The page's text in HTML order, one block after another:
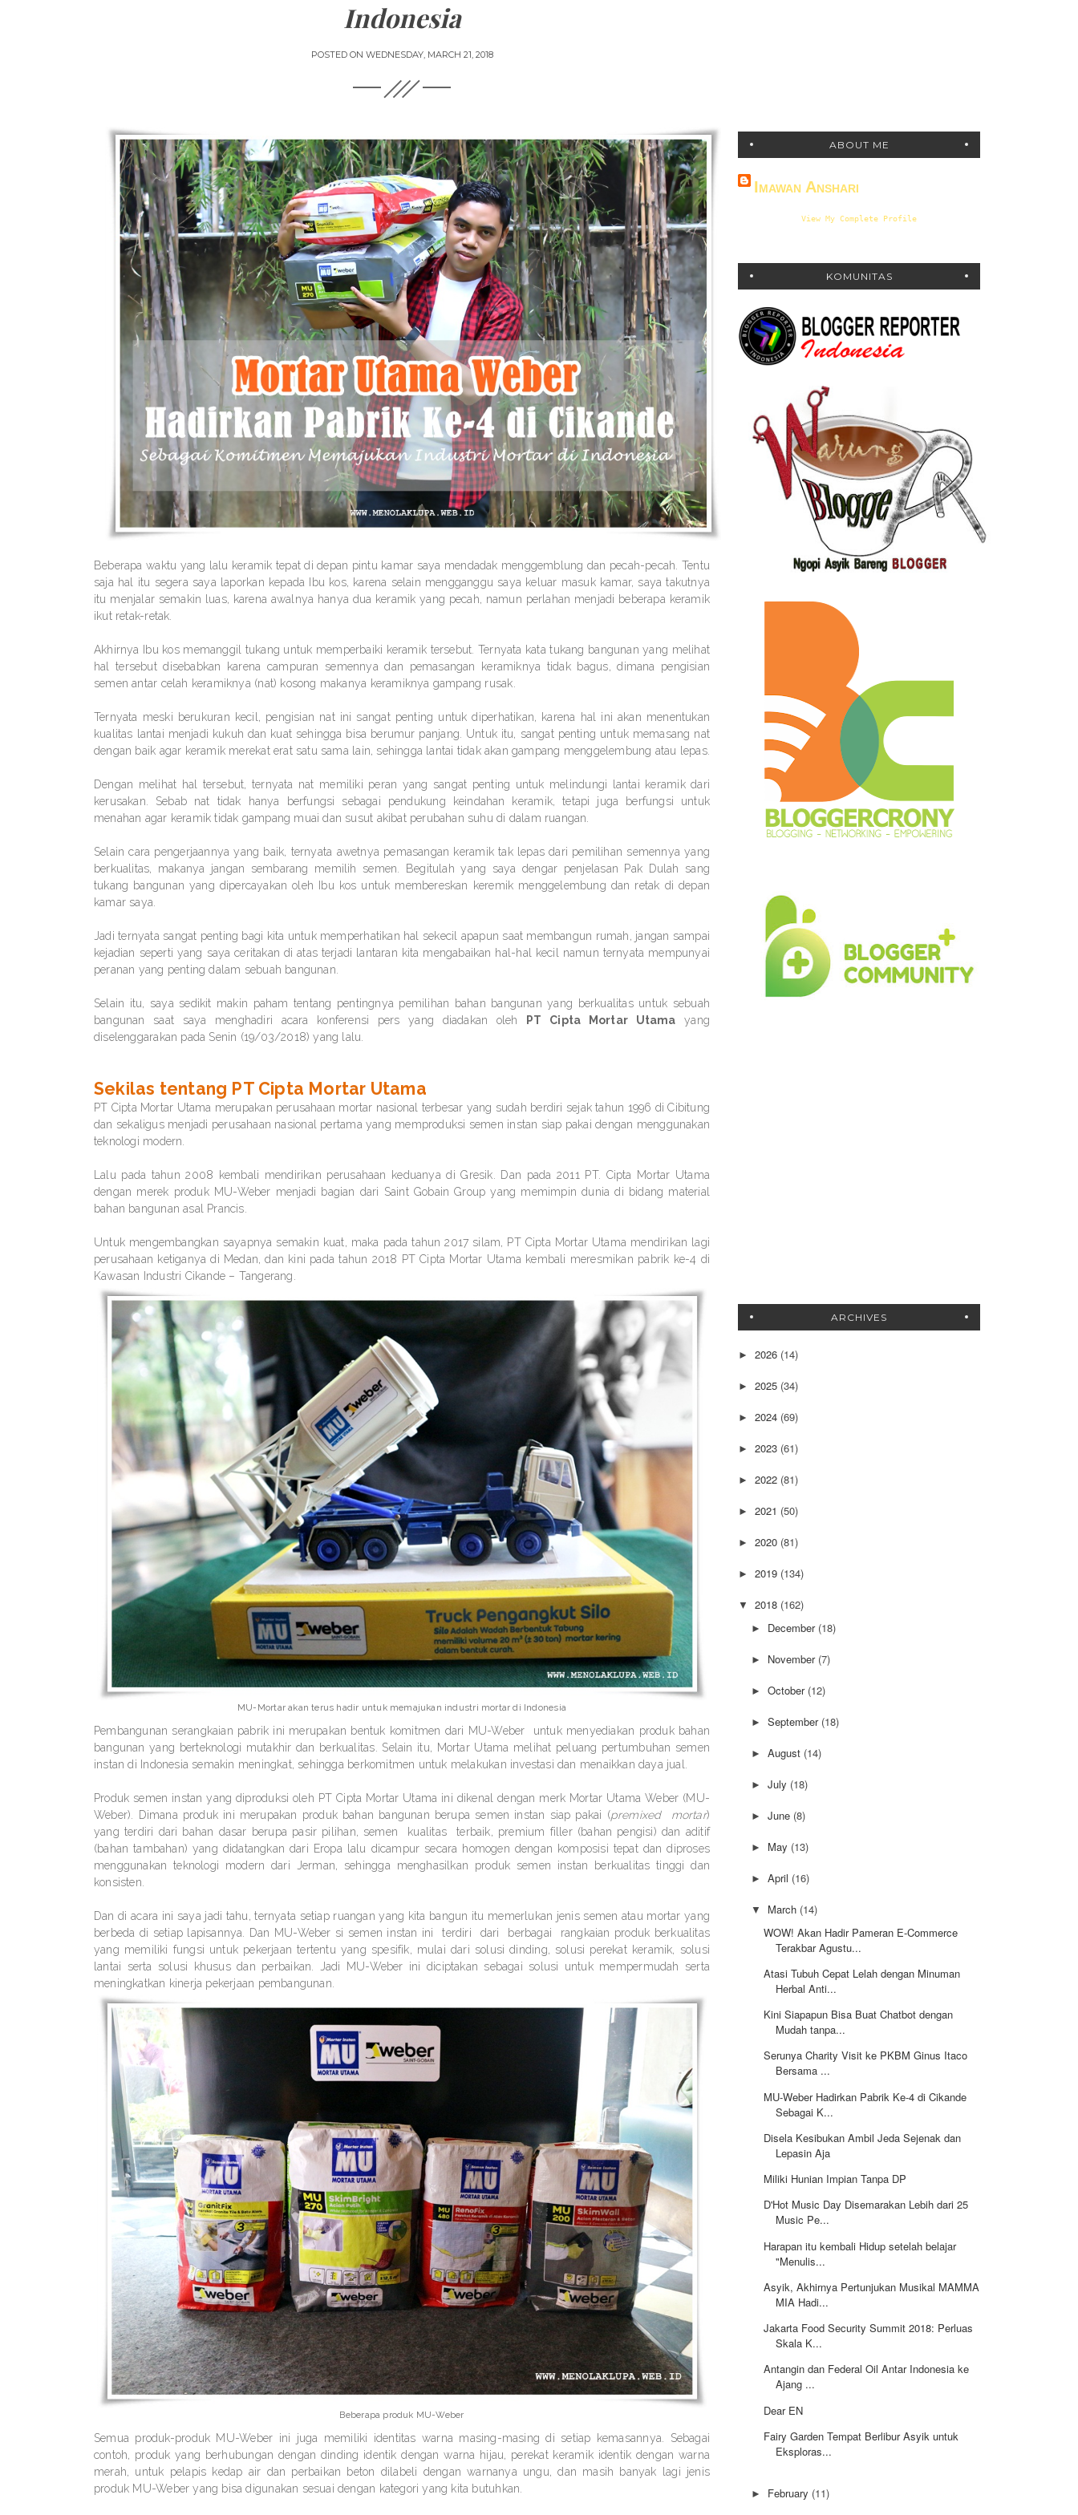
Indonesia
POSTED ON WEDNESDAY, MARCH 21, 2018
Beberapa waktu yang lalu keramik tepat di depan pintu kamar saya mendadak menggemblung dan pecah-pecah. Tentu
saja hal itu segera saya laporkan kepada Ibu kos, karena selain mengganggu saya keluar masuk kamar, saya takutnya
itu menjalar semakin luas, karena awalnya hanya dua keramik yang pecah, namun perlahan menjadi beberapa keramik
ikut retak-retak.
Akhirnya Ibu kos memanggil tukang untuk memperbaiki keramik tersebut. Ternyata kata tukang bangunan yang melihat
hal tersebut disebabkan karena campuran semennya dan pemasangan keramiknya tidak bagus, dimana pengisian
semen antar celah keramiknya (nat) kosong makanya keramiknya gampang rusak.
Ternyata meski berukuran kecil, pengisian nat ini sangat penting untuk diperhatikan, karena hal ini akan menentukan
kualitas lantai menjadi kukuh dan kuat sehingga bisa berumur panjang. Untuk itu, sangat penting untuk memasang nat
dengan baik agar keramik merekat erat satu sama lain, sehingga lantai tidak akan gampang menggelembung atau lepas.
Dengan melihat hal tersebut, ternyata nat memiliki peran yang sangat penting untuk melindungi lantai keramik dari
kerusakan. Sebab nat tidak hanya berfungsi sebagai pendukung keindahan keramik, tetapi juga berfungsi untuk
menahan agar keramik tidak gampang muai dan susut akibat perubahan suhu di dalam ruangan.
Selain cara pengerjaannya yang baik, ternyata awetnya pemasangan keramik tak lepas dari pemilihan semennya yang
berkualitas, makanya jangan sembarang memilih semen. Begitulah yang saya dengar penjelasan Pak Dulah sang
tukang bangunan yang dipercayakan oleh Ibu kos untuk membereskan keremik menggelembung dan retak di depan
kamar saya.
Jadi ternyata sangat penting bagi kita untuk memperhatikan hal sekecil apapun saat membangun rumah, jangan sampai
kejadian seperti yang saya ceritakan di atas terjadi lantaran kita mengabaikan hal-hal kecil namun ternyata mempunyai
peranan yang penting dalam sebuah bangunan.
Selain itu, saya sedikit makin paham tentang pentingnya pemilihan bahan bangunan yang berkualitas untuk sebuah
bangunan saat saya menghadiri acara konferensi pers yang diadakan oleh
PT Cipta Mortar Utama yang
diselenggarakan pada Senin (19/03/2018) yang lalu.
Sekilas tentang PT Cipta Mortar Utama
PT Cipta Mortar Utama merupakan perusahaan mortar nasional terbesar yang sudah berdiri sejak tahun 1996 di Cibitung
dan sekaligus menjadi perusahaan nasional pertama yang memproduksi semen instan siap pakai dengan menggunakan
teknologi modern.
Lalu pada tahun 2008 kembali mendirikan perusahaan keduanya di Gresik. Dan pada 2011 PT. Cipta Mortar Utama
dengan merek produk MU-Weber menjadi bagian dari Saint Gobain Group yang memimpin dunia di bidang material
bahan bangunan asal Prancis.
Untuk mengembangkan sayapnya semakin kuat, maka pada tahun 2017 silam, PT Cipta Mortar Utama mendirikan lagi
perusahaan ketiganya di Medan, dan kini pada tahun 2018 PT Cipta Mortar Utama kembali meresmikan pabrik ke-4 di
Kawasan Industri Cikande – Tangerang.
MU-Mortar akan terus hadir untuk memajukan industri mortar di Indonesia
Pembangunan serangkaian pabrik ini merupakan bentuk komitmen dari MU-Weber
untuk menyediakan produk bahan
bangunan yang berteknologi mutakhir dan berkualitas. Selain itu, Mortar Utama melihat peluang pertumbuhan semen
instan di Indonesia semakin meningkat, sehingga berkomitmen untuk melakukan investasi dan menaikkan daya jual.
Produk semen instan yang diproduksi oleh PT Cipta Mortar Utama ini dikenal dengan merk Mortar Utama Weber (MU-
Weber). Dimana produk ini merupakan produk bahan bangunan berupa semen instan siap pakai (premixed mortar)
yang terdiri dari bahan dasar berupa pasir pilihan, semen
kualitas
terbaik, premium filler (bahan pengisi) dan aditif
(bahan tambahan) yang didatangkan dari Eropa lalu dicampur secara homogen dengan komposisi tepat dan diproses
menggunakan teknologi modern dari Jerman, sehingga menghasilkan produk semen instan berkualitas tinggi dan
konsisten.
Dan di acara ini saya jadi tahu, ternyata setiap ruangan yang kita bangun itu memerlukan jenis semen atau mortar yang
berbeda di setiap lapisannya. Dan MU-Weber si semen instan ini
terdiri dari berbagai
rangkaian produk berkualitas
yang memiliki fungsi untuk pekerjaan tertentu yang spesifik, mulai dari solusi dinding, solusi perekat keramik, solusi
lantai serta solusi khusus dan perbaikan. Jadi MU-Weber ini diciptakan sebagai solusi untuk mempermudah serta
meningkatkan kinerja pekerjaan pembangunan.
Beberapa produk MU-Weber
Semua produk-produk MU-Weber ini juga memiliki identitas warna masing-masing di setiap kemasannya. Sebagai
contoh, produk yang berhubungan dengan dinding identik dengan warna hijau, perekat keramik identik dengan warna
merah, untuk pelapis kedap air dan perbaikan beton dilabeli dengan warnanya ungu, dan masih banyak lagi jenis
produk MU-Weber yang bisa digunakan sesuai dengan kategori yang kita butuhkan.
ABOUT ME
Imawan Anshari
View My Complete Profile
KOMUNITAS
ARCHIVES
► 2026 (14)
► 2025 (34)
► 2024 (69)
► 2023 (61)
► 2022 (81)
► 2021 (50)
► 2020 (81)
► 2019 (134)
▼ 2018 (162)
► December (18)
► November (7)
► October (12)
► September (18)
► August (14)
► July (18)
► June (8)
► May (13)
► April (16)
▼ March (14)
WOW! Akan Hadir Pameran E-Commerce
Terakbar Agustu...
Atasi Tubuh Cepat Lelah dengan Minuman
Herbal Anti...
Kini Siapapun Bisa Buat Chatbot dengan
Mudah tanpa...
Serunya Charity Visit ke PKBM Ginus Itaco
Bersama ...
MU-Weber Hadirkan Pabrik Ke-4 di Cikande
Sebagai K...
Disela Kesibukan Ambil Jeda Sejenak dan
Lepasin Aja
Miliki Hunian Impian Tanpa DP
D'Hot Music Day Disemarakan Lebih dari 25
Music Pe...
Harapan itu kembali Hidup setelah belajar
"Menulis...
Asyik, Akhirnya Pertunjukan Musikal MAMMA
MIA Hadi...
Jakarta Food Security Summit 2018: Perluas
Skala K...
Antangin dan Federal Oil Antar Indonesia ke
Ajang ...
Dear EN
Fairy Garden Tempat Berlibur Asyik untuk
Eksploras...
► February (11)